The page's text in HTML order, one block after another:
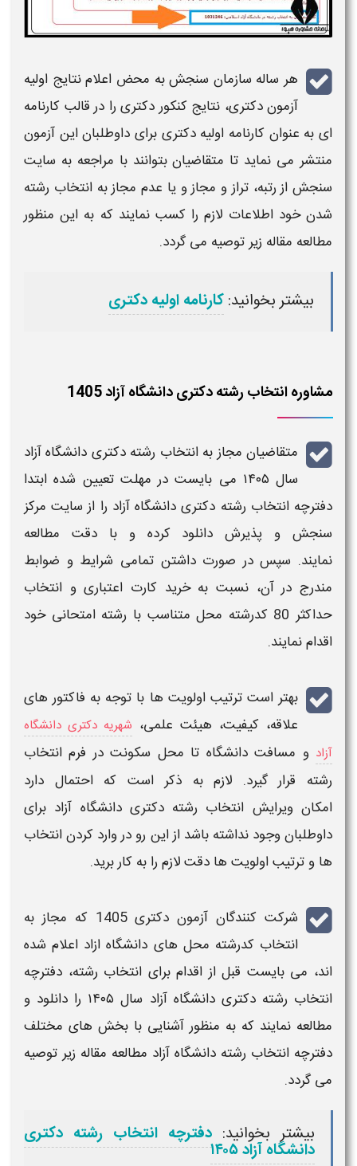
هر ساله سازمان سنجش به محض اعلام نتایج اولیه
آزموندکتری، نتایج کنکوردکتری را در قالب کارنامه
ای به عنوان کارنامه اولیهدکتری برای داوطلبان این آزمون
منتشر می نماید تا متقاضیان بتوانند با مراجعه به سایت
سنجش از رتبه، تراز و مجاز و یا عدم مجاز بهانتخاب رشته
شدن خود اطلاعات لازم را کسب نمایند که به این منظور
مطالعه مقاله زیر توصیه می گردد.
بیشتر بخوانید:کارنامه اولیه دکتری
مشاوره انتخاب رشته دکتری دانشگاه آزاد 1405
متقاضیان مجاز بهانتخاب رشته دکتری دانشگاه آزاد
سال ۱۴۰۵
می بایست در مهلت تعیین شده ابتدا
دفترچه انتخاب رشته دکتری دانشگاه آزاد را از سایت مرکز
سنجش و پذیرش دانلود کرده و با دقت مطالعه
نمایند. سپس در صورت داشتن تمامی شرایط و ضوابط
مندرج در آن، نسبت بهخرید کارت اعتباریو انتخاب
حداکثر 80 کدرشته محل
متناسب با رشته امتحانیخود
اقدام نمایند.
بهتر است ترتیب اولویت ها با توجه به فاکتور های
علاقه، کیفیت، هیئت علمی، شهریه دکتری دانشگاه
آزاد و مسافتدانشگاه تا محل سکونت در فرمانتخاب
رشته قرار گیرد. لازم به ذکر است که احتمال دارد
امکان ویرایش انتخاب رشته دکتری دانشگاه آزاد برای
داوطلبان وجود نداشته باشد از این رو در وارد کردنانتخاب
ها و ترتیب اولویت ها دقت لازم را به کار برید.
شرکت کنندگان آزمون دکتری1405 که مجاز به
انتخاب کدرشته محل های دانشگاه ازاد اعلام شده
اند، می بایست قبل از اقدام برای انتخاب رشته، دفترچه
انتخاب رشته دکتری دانشگاه آزاد سال ۱۴۰۵
را دانلود و
مطالعه نمایند که به منظور آشنایی با بخش های مختلف
دفترچه انتخاب رشته دانشگاه آزاد مطالعه مقاله زیر توصیه
می گردد.
بیشتر بخوانید: دفترچه انتخاب رشته دکتری
دانشگاه آزاد ۱۴۰۵